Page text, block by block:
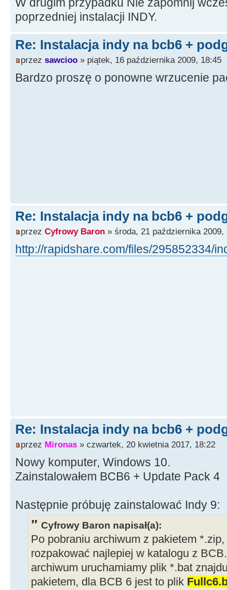
poprzedniej instalacji INDY.
Re: Instalacja indy na bcb6 +
przez sawcioo » piątek, 16 października 2009, 18:45
Bardzo proszę o ponowne wrzucenie
Re: Instalacja indy na bcb6 +
przez Cyfrowy Baron » środa, 21 października 2009,
http://rapidshare.com/files/295852334/
Re: Instalacja indy na bcb6 +
przez Mironas » czwartek, 20 kwietnia 2017, 18:22
Nowy komputer, Windows 10.
Zainstalowałem BCB6 + Update Pack 4
Następnie próbuję zainstalować Indy 9:
Cyfrowy Baron napisał(a):
Po pobraniu archiwum z pakietem
rozpakować najlepiej w katalogu z
archiwum uruchamiamy plik *.bat
pakietem, dla BCB 6 jest to plik